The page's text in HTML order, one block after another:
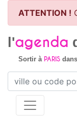
ATTENTION !
l'agenda
Sortir à PARISdans